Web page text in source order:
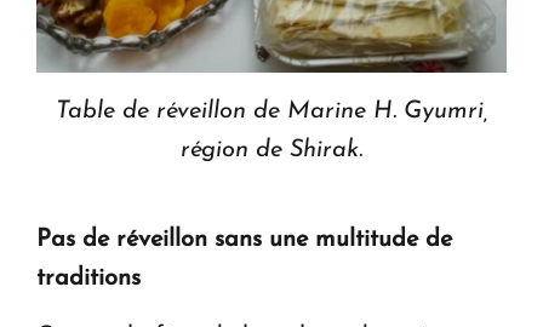
Table de réveillon de Marine H. Gyumri,
région de Shirak.
Pas de réveillon sans une multitude de
traditions